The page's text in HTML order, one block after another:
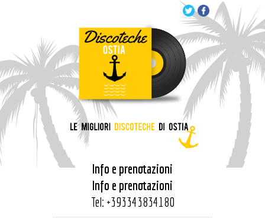
Info e prenotazioni
Info e prenotazioni
Tel: +393343834180